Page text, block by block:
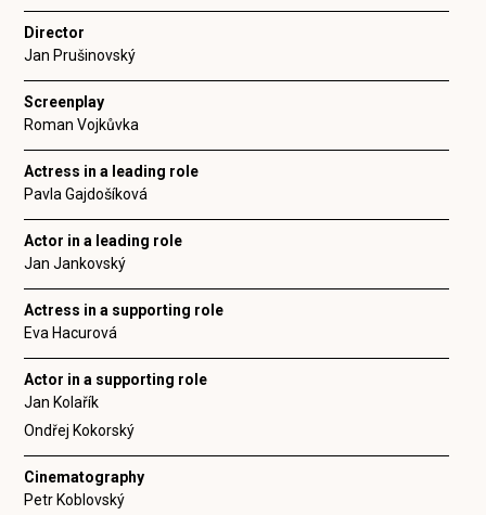
Director
Jan Prušinovský
Screenplay
Roman Vojkůvka
Actress in a leading role
Pavla Gajdošíková
Actor in a leading role
Jan Jankovský
Actress in a supporting role
Eva Hacurová
Actor in a supporting role
Jan Kolařík
Ondřej Kokorský
Cinematography
Petr Koblovský